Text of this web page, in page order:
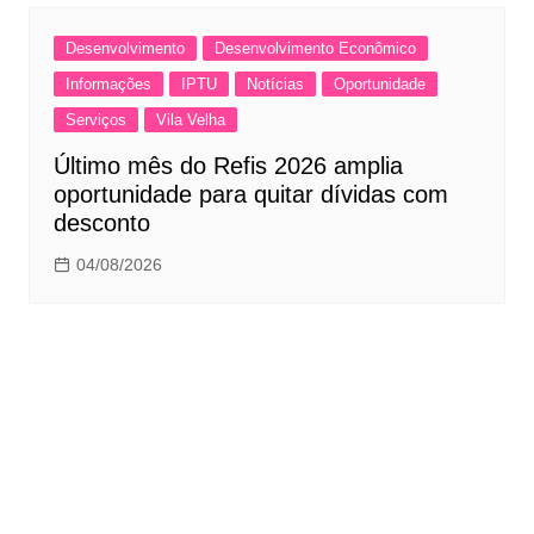
Desenvolvimento
Desenvolvimento Econômico
Informações
IPTU Notícias
Oportunidade
Serviços
Vila Velha
Último mês do Refis 2026 amplia
oportunidade para quitar dívidas com
desconto
04/08/2026